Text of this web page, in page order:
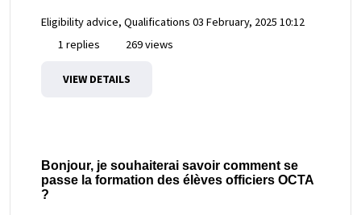
Eligibility advice, Qualifications 03 February, 2025 10:12
1 replies
269 views
VIEW DETAILS
Bonjour, je souhaiterai savoir comment se
passe la formation des élèves officiers OCTA
?